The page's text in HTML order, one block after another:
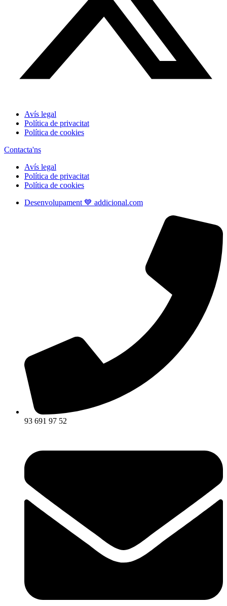
Avís legal
Política de privacitat
Política de cookies
Contacta'ns
Avís legal
Política de privacitat
Política de cookies
Desenvolupament 💙 addicional.com
93 691 97 52